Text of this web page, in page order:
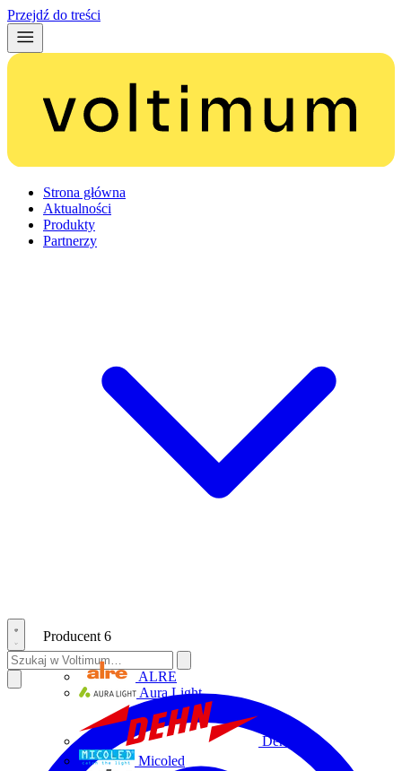
Przejdź do treści
Strona główna
Aktualności
Produkty
Partnerzy
Producent 6
ALRE
Aura Light
Dehn
Micoled